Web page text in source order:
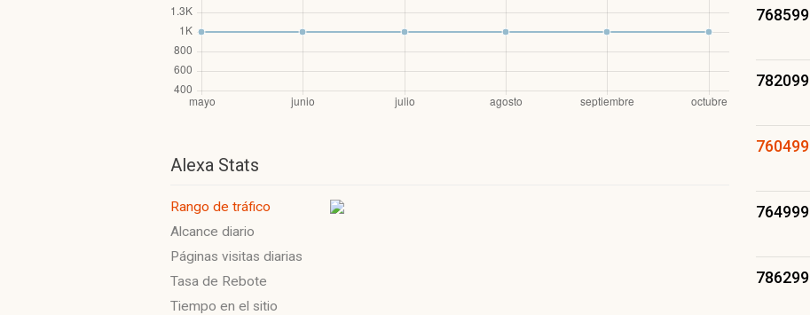
Alexa Stats
Rango de tráfico
Alcance diario
Páginas visitas diarias
Tasa de Rebote
Tiempo en el sitio
768599
782099
760499
764999
786299